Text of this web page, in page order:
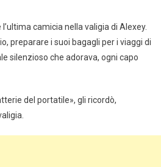
camicia nella valigia di Alexey.
preparare i suoi bagagli per i viaggi di
silenzioso che adorava, ogni capo
del portatile», gli ricordò,